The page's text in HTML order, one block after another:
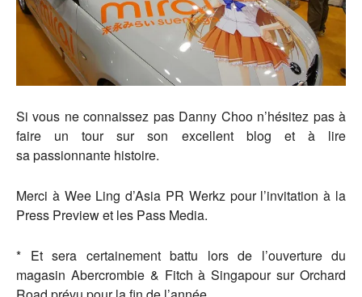
Si vous ne connaissez pas Danny Choo n’hésitez pas à
faire un tour sur son excellent blog et à lire
sa passionnante histoire.
Merci à Wee Ling d’Asia PR Werkz pour l’invitation à la
Press Preview et les Pass Media.
* Et sera certainement battu lors de l’ouverture du
magasin Abercrombie & Fitch à Singapour sur Orchard